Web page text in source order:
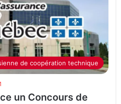
de coopération technique
un Concours de